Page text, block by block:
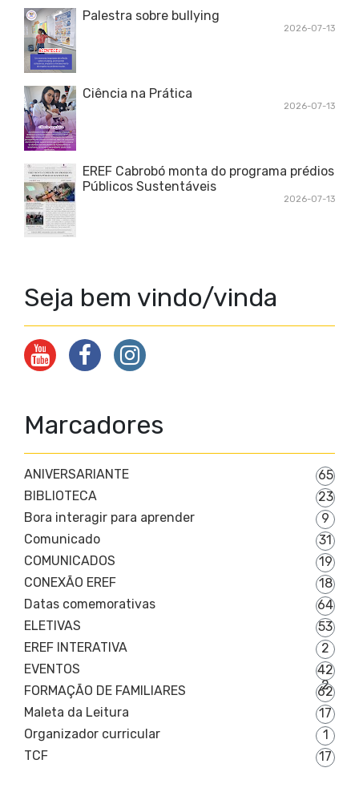
Palestra sobre bullying
2026-07-13
Ciência na Prática
2026-07-13
EREF Cabrobó monta do programa prédios
Públicos Sustentáveis
2026-07-13
Seja bem vindo/vinda
Marcadores
ANIVERSARIANTE
65
BIBLIOTECA
23
Bora interagir para aprender
9
Comunicado
31
COMUNICADOS
19
CONEXÃO EREF
18
Datas comemorativas
64
ELETIVAS
53
EREF INTERATIVA
2
EVENTOS
42
2
FORMAÇÃO DE FAMILIARES
62
Maleta da Leitura
17
Organizador curricular
1
TCF
17